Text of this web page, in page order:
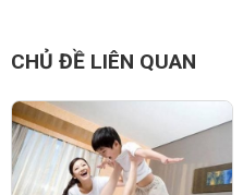
Ivy Moda - Thương hiệu
thời trang công sở số 1